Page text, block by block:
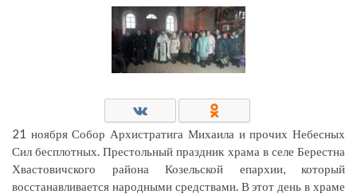
21 ноября Собор Архистратига Михаила и прочих Небесных
Сил бесплотных. Престольный праздник храма в селе Берестна
Хвастовичского района Козельской епархии, который
восстанавливается народными средствами. В этот день в храме